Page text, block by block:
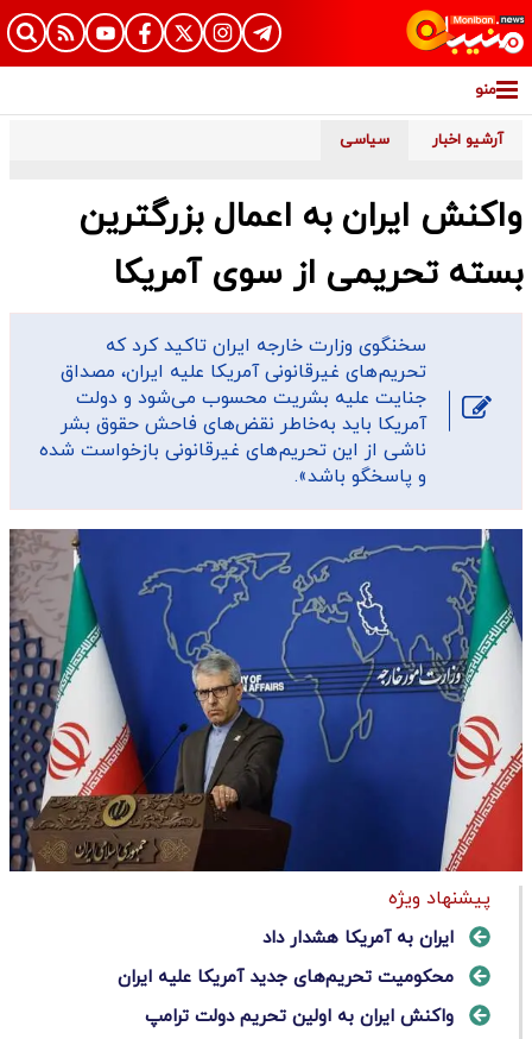
منو
آرشیو اخبار سیاسی
واکنش ایران به اعمال بزرگترین
بسته تحریمی از سوی آمریکا
سخنگوی وزارت خارجه ایران تاکید کرد که
تحریم‌های غیرقانونی آمریکا علیه ایران، مصداق
جنایت علیه بشریت محسوب می‌شود و دولت
آمریکا باید به‌خاطر نقض‌های فاحش حقوق بشر
ناشی از این تحریم‌های غیرقانونی بازخواست شده
و پاسخگو باشد».
پیشنهاد ویژه
ایران به آمریکا هشدار داد
محکومیت تحریم‌های جدید آمریکا علیه ایران
واکنش ایران به اولین تحریم دولت ترامپ